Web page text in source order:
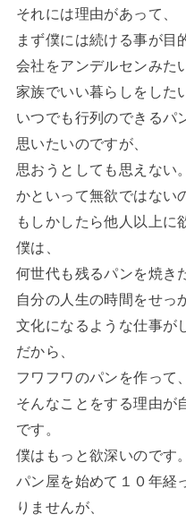
それには理由があって、
まず僕には続ける事が目
会社をアンデルセンみた
家族でいい暮らしをした
いつでも行列のできるパ
思いたいのですが、
思おうとしても思えない。
かといって無欲ではない
もしかしたら他人以上に
僕は、
何世代も残るパンを焼き
自分の人生の時間をせっ
文化になるような仕事が
だから、
フワフワのパンを作って
そんなことをする理由が
です。
僕はもっと欲深いのです。
パン屋を始めて１０年経
りませんが、